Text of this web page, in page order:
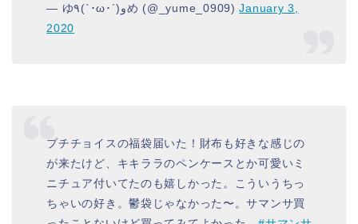
— ゆ٩(`･ω･´)وめ (@_yume_0909)January 3,
2020
プチチョイスの福袋届いた！財布も好きな感じの
が来たけど、キキララのペンケースとか可愛いミ
ニチュア付いてたのも嬉しかった。こういうちっ
ちゃいの好き。鬱袋じゃなかった〜。サマンサ買